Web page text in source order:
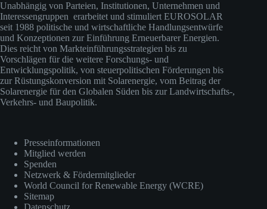
Unabhängig von Parteien, Institutionen, Unternehmen und
Interessengruppen erarbeitet und stimuliert EUROSOLAR
seit 1988 politische und wirtschaftliche Handlungsentwürfe
und Konzeptionen zur Einführung Erneuerbarer Energien.
Dies reicht von Markteinführungsstrategien bis zu
Vorschlägen für die weitere Forschungs- und
Entwicklungspolitik, von steuerpolitischen Förderungen bis
zur Rüstungskonversion mit Solarenergie, vom Beitrag der
Solarenergie für den Globalen Süden bis zur Landwirtschafts-,
Verkehrs- und Baupolitik.
Presseinformationen
Mitglied werden
Spenden
Netzwerk & Fördermitglieder
World Council for Renewable Energy (WCRE)
Sitemap